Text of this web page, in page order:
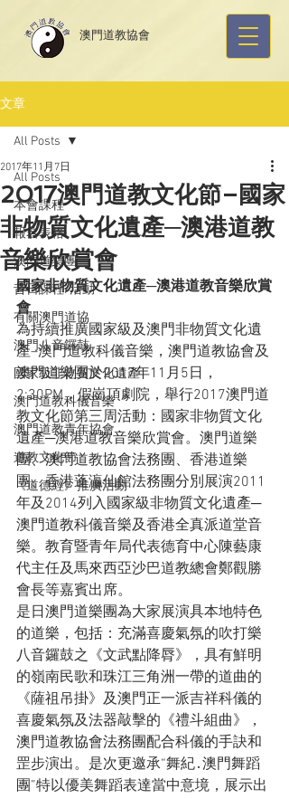
​澳門道教協會
文章
All Posts
本會課程
報名表格
澳門道樂團
昔日課程/活動
有關澳門道協
澳門八音鑼鼓
國家級非物質文化遺產
澳門道教科儀音樂
澳門道教青年協會
道教文化節
《道德經》推廣活動
All Posts
2017澳門道教文化節–國家
非物質文化遺產─澳港道教
音樂欣賞會
2017年11月7日
國家非物質文化遺產─澳港道教音樂欣賞
會
為持續推廣國家級及澳門非物質文化遺
產–澳門道教科儀音樂，澳門道教協會及
澳門道樂團於2017年11月5日，
2:30PM，假崗頂劇院，舉行2017澳門道
教文化節第三周活動：國家非物質文化
遺產─澳港道教音樂欣賞會。澳門道樂
團、澳門道教協會法務團、香港道樂
團、香港蓬灜仙館法務團分別展演2011
年及2014列入國家級非物質文化遺產─
澳門道教科儀音樂及香港全真派道堂音
樂。教育暨青年局代表德育中心陳藝康
代主任及馬來西亞沙巴道教總會鄭觀勝
會長等嘉賓出席。
是日澳門道樂團為大家展演具本地特色
的道樂，包括：充滿喜慶氣氛的吹打樂
八音鑼鼓之《文武點降脣》，具有鮮明
的嶺南民歌和珠江三角洲一帶的道曲的
《薩祖吊掛》及澳門正一派吉祥科儀的
喜慶氣氛及法器敲擊的《禮斗組曲》，
澳門道教協會法務團配合科儀的手訣和
罡步演出。是次更邀承“舞紀․澳門舞蹈
團”特以優美舞蹈表達當中意境，展示出